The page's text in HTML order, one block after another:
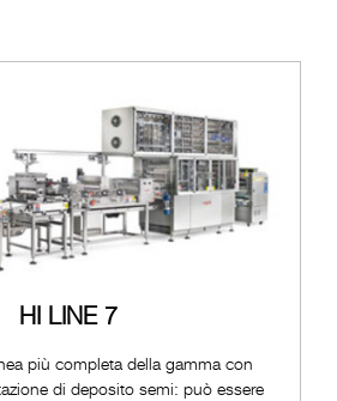
HI LINE 7
più completa della gamma con
di deposito semi: può essere